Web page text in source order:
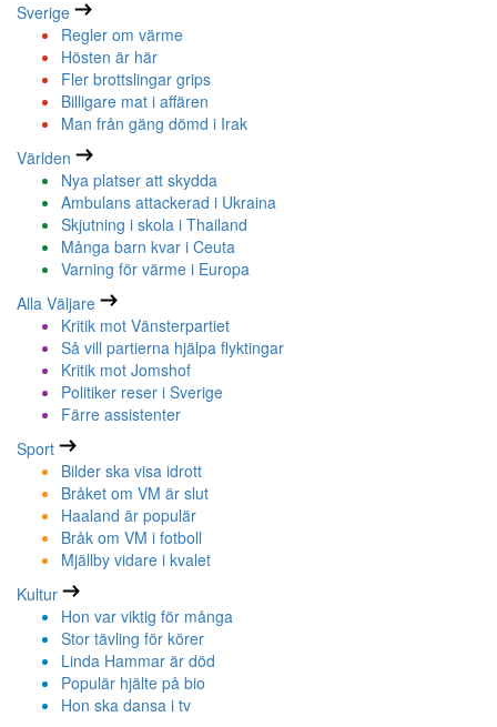
Sverige
Regler om värme
Hösten är här
Fler brottslingar grips
Billigare mat i affären
Man från gäng dömd i Irak
Världen
Nya platser att skydda
Ambulans attackerad i Ukraina
Skjutning i skola i Thailand
Många barn kvar i Ceuta
Varning för värme i Europa
Alla Väljare
Kritik mot Vänsterpartiet
Så vill partierna hjälpa flyktingar
Kritik mot Jomshof
Politiker reser i Sverige
Färre assistenter
Sport
Bilder ska visa idrott
Bråket om VM är slut
Haaland är populär
Bråk om VM i fotboll
Mjällby vidare i kvalet
Kultur
Hon var viktig för många
Stor tävling för körer
Linda Hammar är död
Populär hjälte på bio
Hon ska dansa i tv